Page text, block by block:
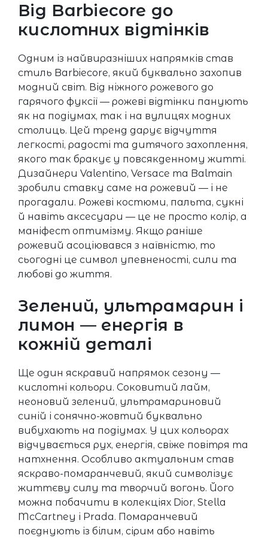
Від Barbiecore до
кислотних відтінків
Одним із найвиразніших напрямків став
стиль Barbiecore, який буквально захопив
модний світ. Від ніжного рожевого до
гарячого фуксії — рожеві відтінки панують
як на подіумах, так і на вулицях модних
столиць. Цей тренд дарує відчуття
легкості, радості та дитячого захоплення,
якого так бракує у повсякденному житті.
Дизайнери Valentino, Versace та Balmain
зробили ставку саме на рожевий — і не
прогадали. Рожеві костюми, пальта, сукні
й навіть аксесуари — це не просто колір, а
маніфест оптимізму. Якщо раніше
рожевий асоціювався з наївністю, то
сьогодні це символ упевненості, сили та
любові до життя.
Зелений, ультрамарин і
лимон — енергія в
кожній деталі
Ще один яскравий напрямок сезону —
кислотні кольори. Соковитий лайм,
неоновий зелений, ультрамариновий
синій і сонячно-жовтий буквально
вибухають на подіумах. У цих кольорах
відчувається рух, енергія, свіже повітря та
натхнення. Особливо актуальним став
яскраво-помаранчевий, який символізує
життєву силу та творчий вогонь. Його
можна побачити в колекціях Dior, Stella
McCartney і Prada. Помаранчевий
поєднують із білим, сірим або навіть